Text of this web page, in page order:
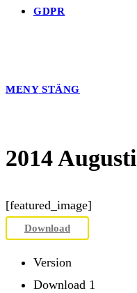
GDPR
MENY STÄNG
2014 Augusti
[featured_image]
Download
Version
Download 1